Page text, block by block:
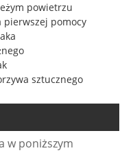
powietrzu
pierwszej pomocy
sztucznego
w poniższym